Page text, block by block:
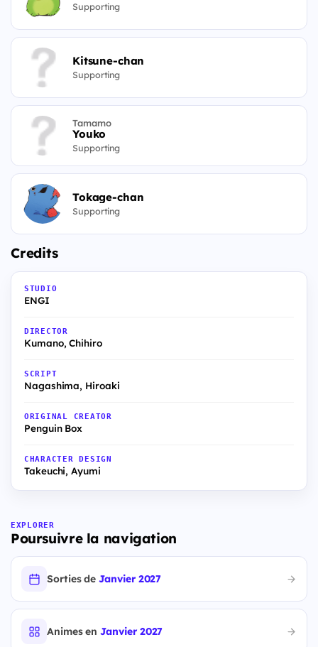
Supporting
Kitsune-chan
Supporting
Tamamo
Youko
Supporting
Tokage-chan
Supporting
Credits
STUDIO
ENGI
DIRECTOR
Kumano, Chihiro
SCRIPT
Nagashima, Hiroaki
ORIGINAL CREATOR
Penguin Box
CHARACTER DESIGN
Takeuchi, Ayumi
EXPLORER
Poursuivre la navigation
Sorties deJanvier 2027
Animes enJanvier 2027